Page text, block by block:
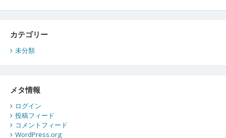
カテゴリー
未分類
メタ情報
ログイン
投稿フィード
コメントフィード
WordPress.org